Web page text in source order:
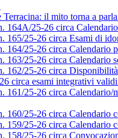
Terracina: il mito torna a
164A/25-26 circa
165/25-26 circa Esami di
164/25-26 circa Calendario
163/25-26 circa Calendario
162/25-26 circa
circa esami integrativi
161/25-26 circa Calendario/
160/25-26 circa Calendario
159/25-26 circa Calendario
158/25-26 circa